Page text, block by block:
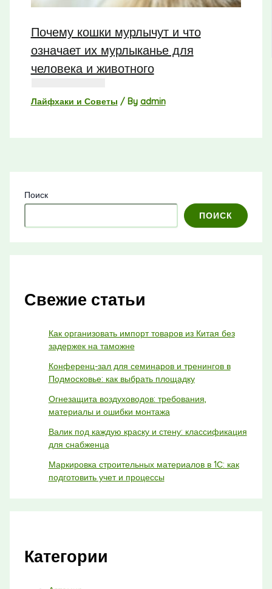
Почему кошки мурлычут и что
означает их мурлыканье для
человека и животного
Лайфхаки и Советы / By admin
Поиск
ПОИСК
Свежие статьи
Как организовать импорт товаров из Китая без
задержек на таможне
Конференц-зал для семинаров и тренингов в
Подмосковье: как выбрать площадку
Огнезащита воздуховодов: требования,
материалы и ошибки монтажа
Валик под каждую краску и стену: классификация
для снабженца
Маркировка строительных материалов в 1С: как
подготовить учет и процессы
Категории